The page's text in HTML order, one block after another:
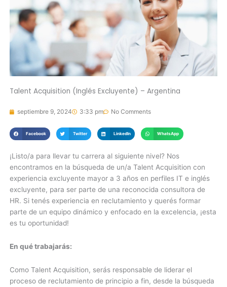
Talent Acquisition (Inglés Excluyente) – Argentina
septiembre 9, 2024 3:33 pm No Comments
Facebook Twitter LinkedIn WhatsApp
¡Listo/a para llevar tu carrera al siguiente nivel? Nos
encontramos en la búsqueda de un/a Talent Acquisition con
experiencia excluyente mayor a 3 años en perfiles IT e inglés
excluyente, para ser parte de una reconocida consultora de
HR. Si tenés experiencia en reclutamiento y querés formar
parte de un equipo dinámico y enfocado en la excelencia, ¡esta
es tu oportunidad!
En qué trabajarás:
Como Talent Acquisition, serás responsable de liderar el
proceso de reclutamiento de principio a fin, desde la búsqueda